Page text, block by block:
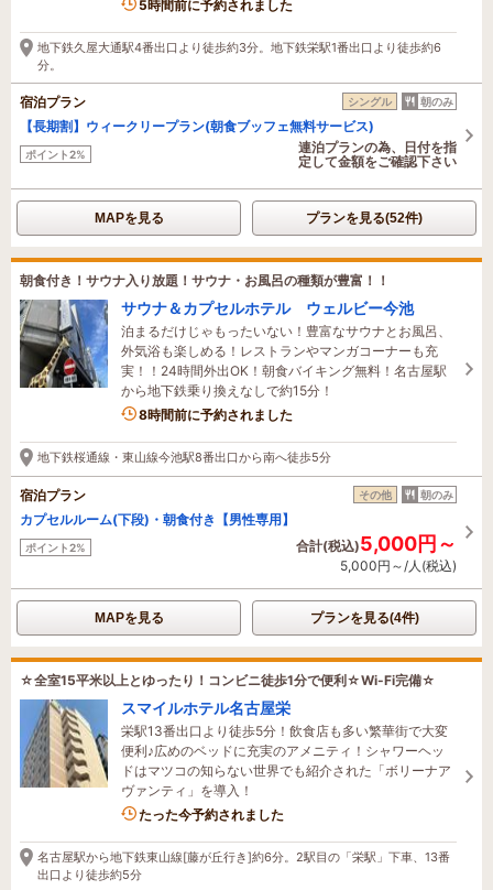
1名がこの宿を見ています
5時間前に予約されました
地下鉄久屋大通駅4番出口より徒歩約3分。地下鉄栄駅1番出口より徒歩約6
分。
宿泊プラン シングル 朝のみ
【長期割】ウィークリープラン(朝食ブッフェ無料サービス)
ポイント2%
連泊プランの為、日付を指
定して金額をご確認下さい
MAPを見る プランを見る(52件)
朝食付き！サウナ入り放題！サウナ・お風呂の種類が豊富！！
サウナ＆カプセルホテル ウェルビー今池
泊まるだけじゃもったいない！豊富なサウナとお風呂、
外気浴も楽しめる！レストランやマンガコーナーも充
実！！24時間外出OK！朝食バイキング無料！名古屋駅
から地下鉄乗り換えなしで約15分！
1名がこの宿を見ています
8時間前に予約されました
地下鉄桜通線・東山線今池駅8番出口から南へ徒歩5分
宿泊プラン その他 朝のみ
カプセルルーム(下段)・朝食付き【男性専用】
ポイント2% 合計(税込)5,000円～
5,000円～/人(税込)
MAPを見る プランを見る(4件)
☆全室15平米以上とゆったり！コンビニ徒歩1分で便利☆Wi-Fi完備☆
スマイルホテル名古屋栄
栄駅13番出口より徒歩5分！飲食店も多い繁華街で大変
便利♪広めのベッドに充実のアメニティ！シャワーヘッ
ドはマツコの知らない世界でも紹介された「ボリーナア
ヴァンティ」を導入！
3名がこの宿を見ています
たった今予約されました
名古屋駅から地下鉄東山線[藤が丘行き]約6分。2駅目の「栄駅」下車、13番
出口より徒歩約5分